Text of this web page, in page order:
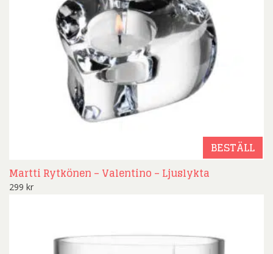
BESTÄLL
Martti Rytkönen – Valentino – Ljuslykta
299 kr